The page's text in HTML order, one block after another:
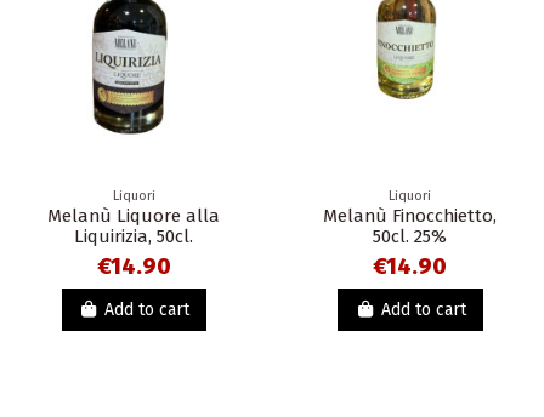
Liquori
Melanù Liquore alla
Liquirizia, 50cl.
€14.90
Add to cart
Liquori
Melanù Finocchietto,
50cl. 25%
€14.90
Add to cart